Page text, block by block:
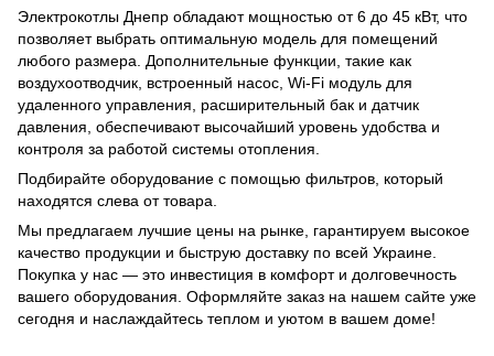
Электрокотлы Днепр обладают мощностью от 6 до 45 кВт, что
позволяет выбрать оптимальную модель для помещений
любого размера. Дополнительные функции, такие как
воздухоотводчик, встроенный насос, Wi-Fi модуль для
удаленного управления, расширительный бак и датчик
давления, обеспечивают высочайший уровень удобства и
контроля за работой системы отопления.
Подбирайте оборудование с помощью фильтров, который
находятся слева от товара.
Мы предлагаем лучшие цены на рынке, гарантируем высокое
качество продукции и быструю доставку по всей Украине.
Покупка у нас — это инвестиция в комфорт и долговечность
вашего оборудования. Оформляйте заказ на нашем сайте уже
сегодня и наслаждайтесь теплом и уютом в вашем доме!